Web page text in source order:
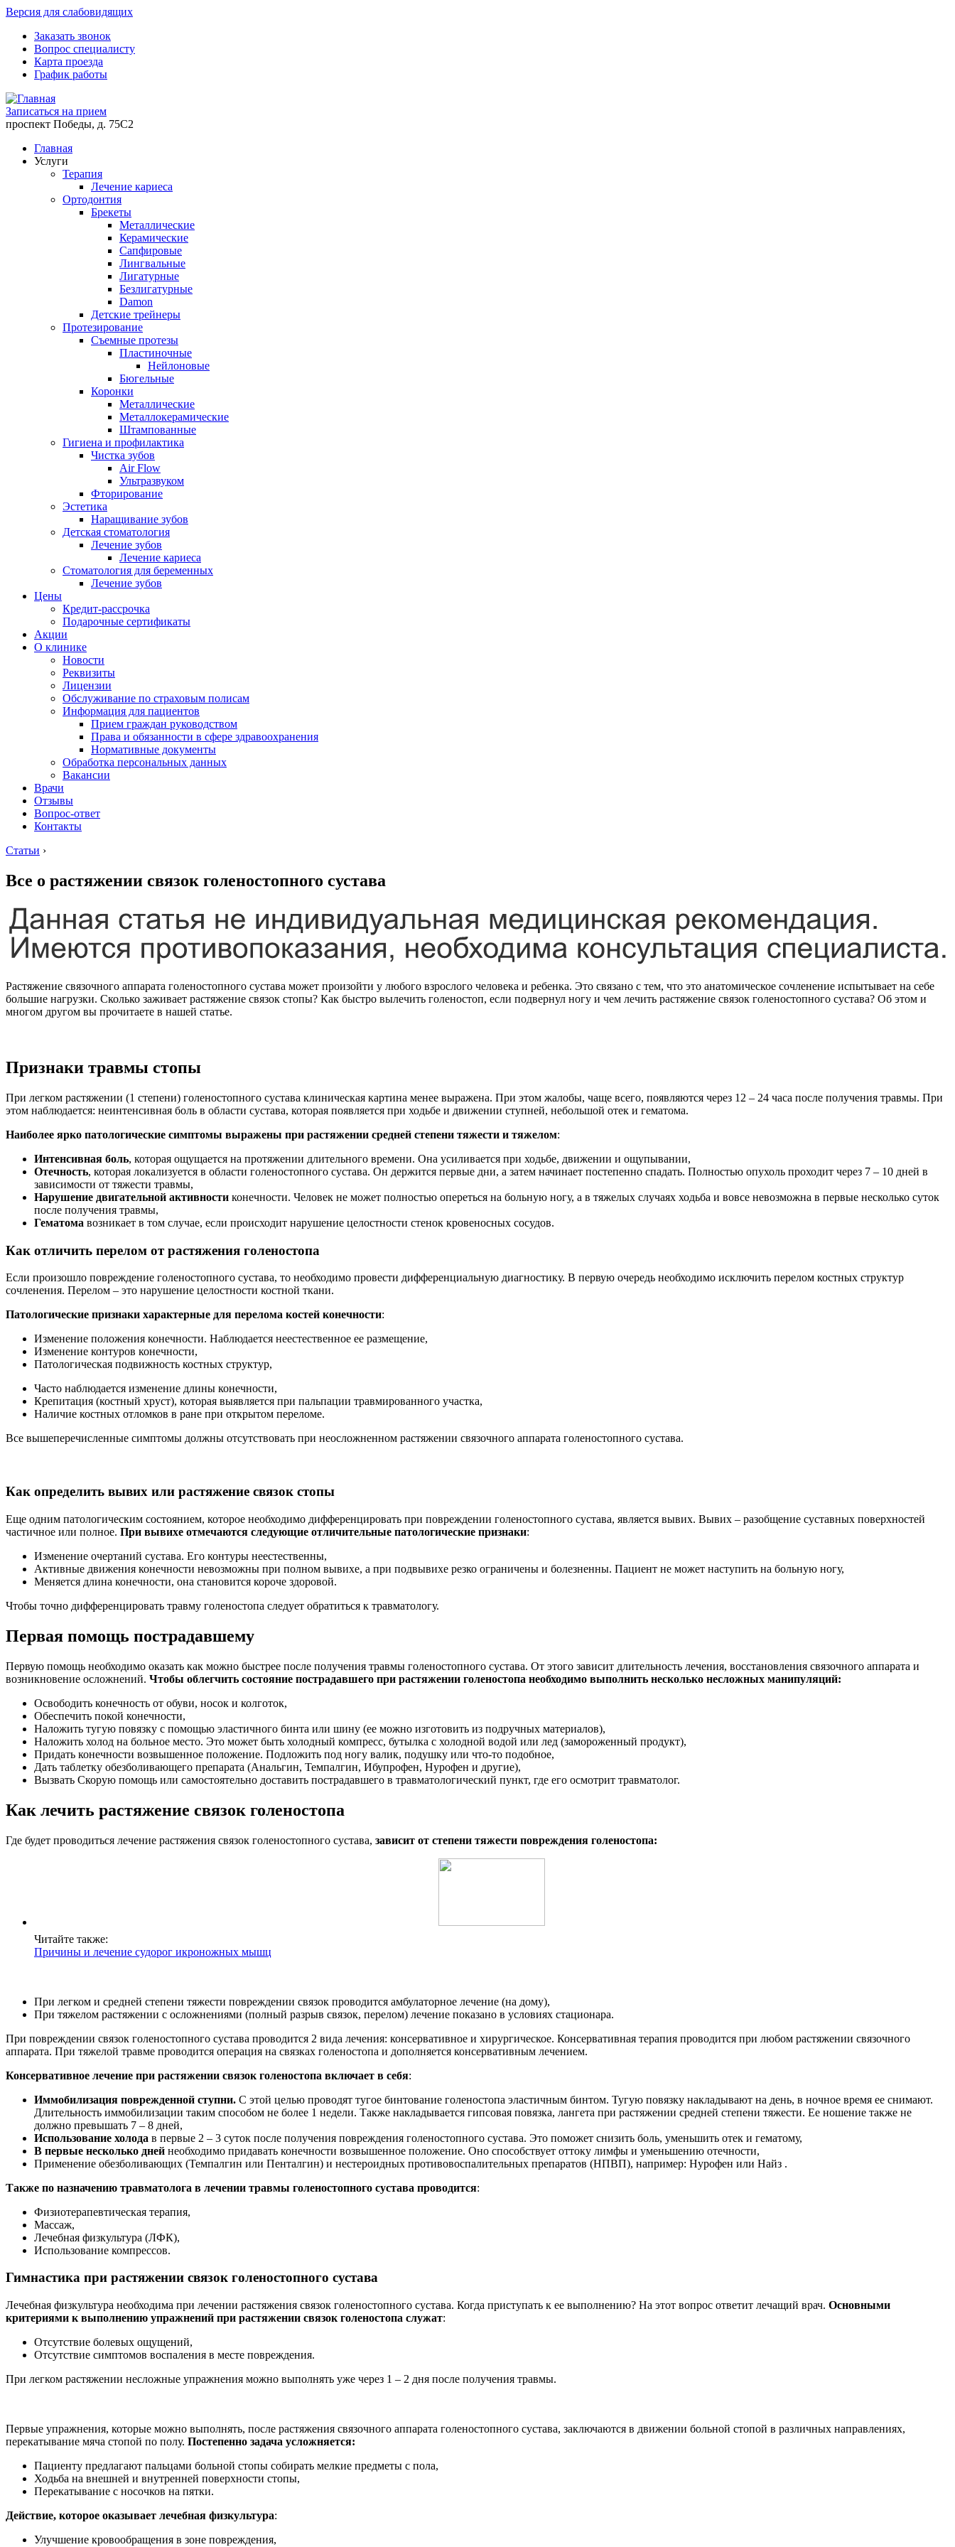
Версия для слабовидящих
Заказать звонок
Вопрос специалисту
Карта проезда
График работы
Записаться на прием
проспект Победы, д. 75C2
Главная
Услуги
Терапия
Лечение кариеса
Ортодонтия
Брекеты
Металлические
Керамические
Cапфировые
Лингвальные
Лигатурные
Безлигатурные
Damon
Детские трейнеры
Протезирование
Съемные протезы
Пластиночные
Нейлоновые
Бюгельные
Коронки
Металлические
Металлокерамические
Штампованные
Гигиена и профилактика
Чистка зубов
Air Flow
Ультразвуком
Фторирование
Эстетика
Наращивание зубов
Детская стоматология
Лечение зубов
Лечение кариеса
Стоматология для беременных
Лечение зубов
Цены
Кредит-рассрочка
Подарочные сертификаты
Акции
О клинике
Новости
Реквизиты
Лицензии
Обслуживание по страховым полисам
Информация для пациентов
Прием граждан руководством
Права и обязанности в сфере здравоохранения
Нормативные документы
Обработка персональных данных
Вакансии
Врачи
Отзывы
Вопрос-ответ
Контакты
Статьи ›
Все о растяжении связок голеностопного сустава
Растяжение связочного аппарата голеностопного сустава может произойти у любого взрослого человека и ребенка. Это связано с тем, что это анатомическое сочленение испытывает на себе
большие нагрузки. Сколько заживает растяжение связок стопы? Как быстро вылечить голеностоп, если подвернул ногу и чем лечить растяжение связок голеностопного сустава? Об этом и
многом другом вы прочитаете в нашей статье.
Признаки травмы стопы
При легком растяжении (1 степени) голеностопного сустава клиническая картина менее выражена. При этом жалобы, чаще всего, появляются через 12 – 24 часа после получения травмы. При
этом наблюдается: неинтенсивная боль в области сустава, которая появляется при ходьбе и движении ступней, небольшой отек и гематома.
Наиболее ярко патологические симптомы выражены при растяжении средней степени тяжести и тяжелом:
Интенсивная боль, которая ощущается на протяжении длительного времени. Она усиливается при ходьбе, движении и ощупывании,
Отечность, которая локализуется в области голеностопного сустава. Он держится первые дни, а затем начинает постепенно спадать. Полностью опухоль проходит через 7 – 10 дней в
зависимости от тяжести травмы,
Нарушение двигательной активности конечности. Человек не может полностью опереться на больную ногу, а в тяжелых случаях ходьба и вовсе невозможна в первые несколько суток
после получения травмы,
Гематома возникает в том случае, если происходит нарушение целостности стенок кровеносных сосудов.
Как отличить перелом от растяжения голеностопа
Если произошло повреждение голеностопного сустава, то необходимо провести дифференциальную диагностику. В первую очередь необходимо исключить перелом костных структур
сочленения. Перелом – это нарушение целостности костной ткани.
Патологические признаки характерные для перелома костей конечности:
Изменение положения конечности. Наблюдается неестественное ее размещение,
Изменение контуров конечности,
Патологическая подвижность костных структур,
Часто наблюдается изменение длины конечности,
Крепитация (костный хруст), которая выявляется при пальпации травмированного участка,
Наличие костных отломков в ране при открытом переломе.
Все вышеперечисленные симптомы должны отсутствовать при неосложненном растяжении связочного аппарата голеностопного сустава.
Как определить вывих или растяжение связок стопы
Еще одним патологическим состоянием, которое необходимо дифференцировать при повреждении голеностопного сустава, является вывих. Вывих – разобщение суставных поверхностей
частичное или полное. При вывихе отмечаются следующие отличительные патологические признаки:
Изменение очертаний сустава. Его контуры неестественны,
Активные движения конечности невозможны при полном вывихе, а при подвывихе резко ограничены и болезненны. Пациент не может наступить на больную ногу,
Меняется длина конечности, она становится короче здоровой.
Чтобы точно дифференцировать травму голеностопа следует обратиться к травматологу.
Первая помощь пострадавшему
Первую помощь необходимо оказать как можно быстрее после получения травмы голеностопного сустава. От этого зависит длительность лечения, восстановления связочного аппарата и
возникновение осложнений. Чтобы облегчить состояние пострадавшего при растяжении голеностопа необходимо выполнить несколько несложных манипуляций:
Освободить конечность от обуви, носок и колготок,
Обеспечить покой конечности,
Наложить тугую повязку с помощью эластичного бинта или шину (ее можно изготовить из подручных материалов),
Наложить холод на больное место. Это может быть холодный компресс, бутылка с холодной водой или лед (замороженный продукт),
Придать конечности возвышенное положение. Подложить под ногу валик, подушку или что-то подобное,
Дать таблетку обезболивающего препарата (Анальгин, Темпалгин, Ибупрофен, Нурофен и другие),
Вызвать Скорую помощь или самостоятельно доставить пострадавшего в травматологический пункт, где его осмотрит травматолог.
Как лечить растяжение связок голеностопа
Где будет проводиться лечение растяжения связок голеностопного сустава, зависит от степени тяжести повреждения голеностопа:
Читайте также:
Причины и лечение судорог икроножных мышц
При легком и средней степени тяжести повреждении связок проводится амбулаторное лечение (на дому),
При тяжелом растяжении с осложнениями (полный разрыв связок, перелом) лечение показано в условиях стационара.
При повреждении связок голеностопного сустава проводится 2 вида лечения: консервативное и хирургическое. Консервативная терапия проводится при любом растяжении связочного
аппарата. При тяжелой травме проводится операция на связках голеностопа и дополняется консервативным лечением.
Консервативное лечение при растяжении связок голеностопа включает в себя:
Иммобилизация поврежденной ступни. С этой целью проводят тугое бинтование голеностопа эластичным бинтом. Тугую повязку накладывают на день, в ночное время ее снимают.
Длительность иммобилизации таким способом не более 1 недели. Также накладывается гипсовая повязка, лангета при растяжении средней степени тяжести. Ее ношение также не
должно превышать 7 – 8 дней,
Использование холода в первые 2 – 3 суток после получения повреждения голеностопного сустава. Это поможет снизить боль, уменьшить отек и гематому,
В первые несколько дней необходимо придавать конечности возвышенное положение. Оно способствует оттоку лимфы и уменьшению отечности,
Применение обезболивающих (Темпалгин или Пенталгин) и нестероидных противовоспалительных препаратов (НПВП), например: Нурофен или Найз .
Также по назначению травматолога в лечении травмы голеностопного сустава проводится:
Физиотерапевтическая терапия,
Массаж,
Лечебная физкультура (ЛФК),
Использование компрессов.
Гимнастика при растяжении связок голеностопного сустава
Лечебная физкультура необходима при лечении растяжения связок голеностопного сустава. Когда приступать к ее выполнению? На этот вопрос ответит лечащий врач. Основными
критериями к выполнению упражнений при растяжении связок голеностопа служат:
Отсутствие болевых ощущений,
Отсутствие симптомов воспаления в месте повреждения.
При легком растяжении несложные упражнения можно выполнять уже через 1 – 2 дня после получения травмы.
Первые упражнения, которые можно выполнять, после растяжения связочного аппарата голеностопного сустава, заключаются в движении больной стопой в различных направлениях,
перекатывание мяча стопой по полу. Постепенно задача усложняется:
Пациенту предлагают пальцами больной стопы собирать мелкие предметы с пола,
Ходьба на внешней и внутренней поверхности стопы,
Перекатывание с носочков на пятки.
Действие, которое оказывает лечебная физкультура:
Улучшение кровообращения в зоне повреждения,